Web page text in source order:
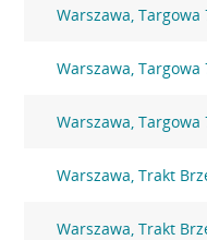
Warszawa, Targowa
Warszawa, Targowa
Warszawa, Targowa
Warszawa, Trakt
Warszawa, Trakt